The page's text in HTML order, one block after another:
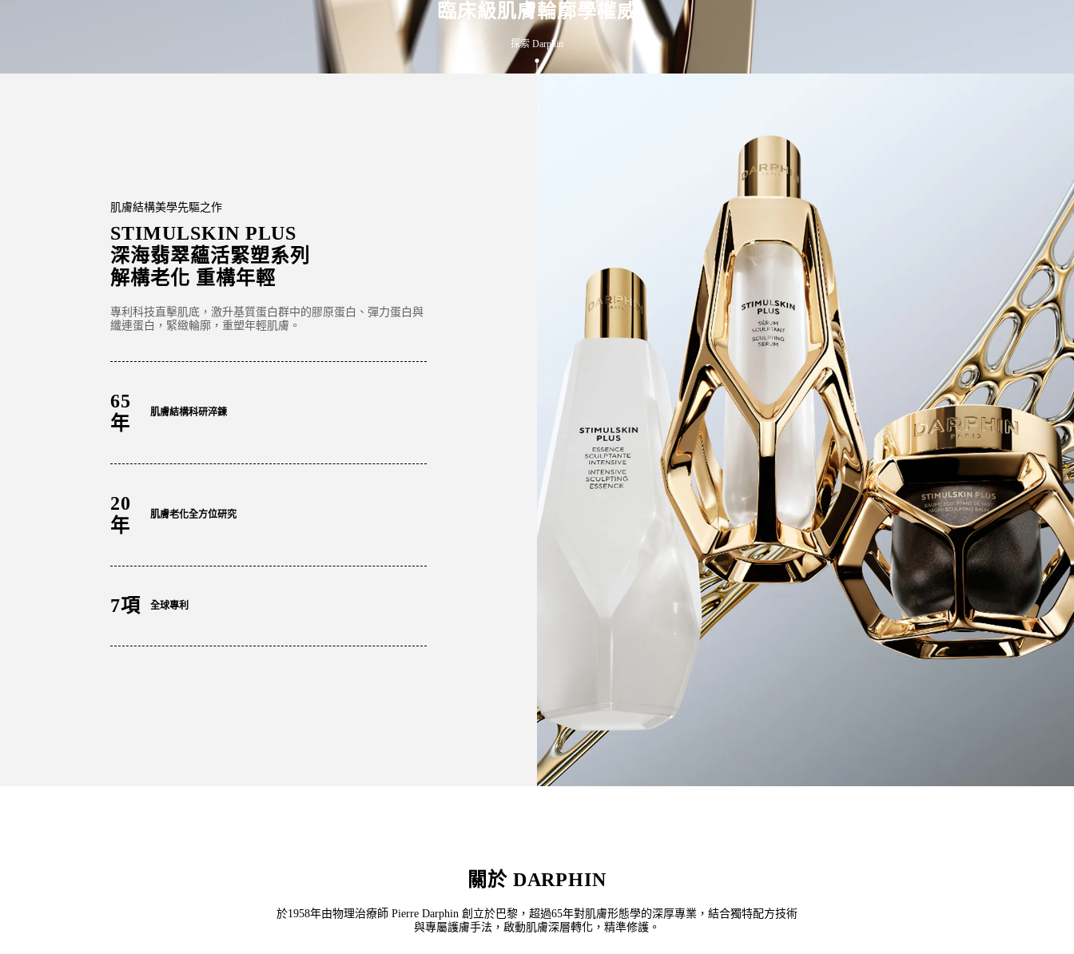
臨床級肌膚輪廓學權威
探索 Darphin
肌膚結構美學先驅之作
STIMULSKIN PLUS
深海翡翠蘊活緊塑系列
解構老化 重構年輕
專利科技直擊肌底，激升基質蛋白群中的膠原蛋白、彈力蛋白與
纖連蛋白，緊緻輪廓，重塑年輕肌膚。
65
年
肌膚結構科研淬鍊
20
年
肌膚老化全方位研究
7項 全球專利
關於 DARPHIN
於1958年由物理治療師 Pierre Darphin 創立於巴黎，超過65年對肌膚形態學的深厚專業，結合獨特配方技術
與專屬護膚手法，啟動肌膚深層轉化，精準修護。